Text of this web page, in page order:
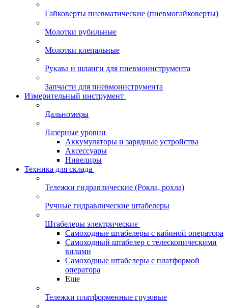
Гайковерты пневматические (пневмогайковерты)
Молотки рубильные
Молотки клепальные
Рукава и шланги для пневмоинструмента
Запчасти для пневмоинструмента
Измерительный инструмент
Дальномеры
Лазерные уровни
Аккумуляторы и зарядные устройства
Аксессуары
Нивелиры
Техника для склада
Тележки гидравлические (Рокла, рохла)
Ручные гидравлические штабелеры
Штабелеры электрические
Самоходные штабелеры с кабиной оператора
Самоходный штабелер с телескопическими
вилами
Самоходные штабелеры с платформой
оператора
Еще
Тележки платформенные грузовые